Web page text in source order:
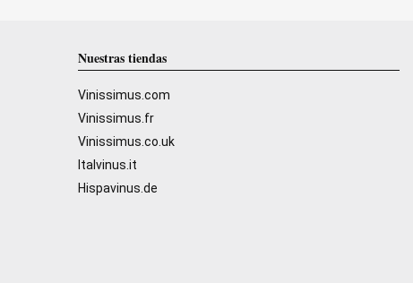
Nuestras tiendas
Vinissimus.com
Vinissimus.fr
Vinissimus.co.uk
Italvinus.it
Hispavinus.de